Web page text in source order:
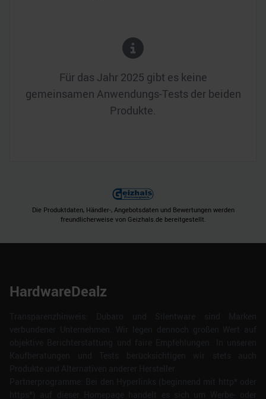
Für das Jahr 2025 gibt es keine
gemeinsamen Anwendungs-Tests der beiden
Produkte.
Die Produktdaten, Händler-, Angebotsdaten und Bewertungen werden
freundlicherweise von Geizhals.de bereitgestellt.
HardwareDealz